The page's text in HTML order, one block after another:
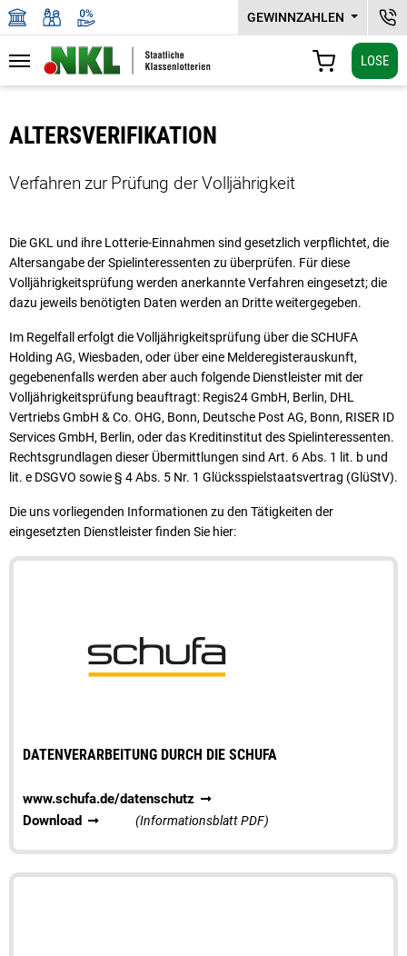
GEWINNZAHLEN
Navigation
LOSE
ALTERSVERIFIKATION
Verfahren zur Prüfung der Volljährigkeit
Die GKL und ihre Lotterie-Einnahmen sind gesetzlich verpflichtet, die
Altersangabe der Spielinteressenten zu überprüfen. Für diese
Volljährigkeitsprüfung werden anerkannte Verfahren eingesetzt; die
dazu jeweils benötigten Daten werden an Dritte weitergegeben.
Im Regelfall erfolgt die Volljährigkeitsprüfung über die SCHUFA
Holding AG, Wiesbaden, oder über eine Melderegisterauskunft,
gegebenenfalls werden aber auch folgende Dienstleister mit der
Volljährigkeitsprüfung beauftragt: Regis24 GmbH, Berlin, DHL
Vertriebs GmbH & Co. OHG, Bonn, Deutsche Post AG, Bonn, RISER ID
Services GmbH, Berlin, oder das Kreditinstitut des Spielinteressenten.
Rechtsgrundlagen dieser Übermittlungen sind Art. 6 Abs. 1 lit. b und
lit. e DSGVO sowie § 4 Abs. 5 Nr. 1 Glücksspielstaatsvertrag (GlüStV).
Die uns vorliegenden Informationen zu den Tätigkeiten der
eingesetzten Dienstleister finden Sie hier:
DATENVERARBEITUNG DURCH DIE SCHUFA
www.schufa.de/datenschutz
Download
(Informationsblatt PDF)